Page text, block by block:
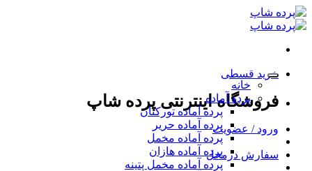
Skip
to
content
خرید قسطی
فروشگاه اینترنتی پرده شاپ
ورود / عضویت
سفارش درمحل
خانه
پرده آماده
پرده آماده تورکتان
پرده آماده حریر
پرده آماده مخمل
پرده آماده هازان
پرده آماده مخمل پتینه